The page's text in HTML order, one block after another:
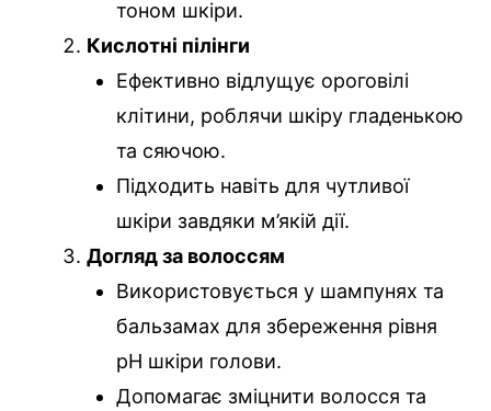
тоном шкіри.
Кислотні пілінги
Ефективно відлущує ороговілі
клітини, роблячи шкіру гладенькою
та сяючою.
Підходить навіть для чутливої
шкіри завдяки м’якій дії.
Догляд за волоссям
Використовується у шампунях та
бальзамах для збереження рівня
pH шкіри голови.
Допомагає зміцнити волосся та